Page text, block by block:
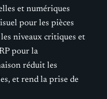
et numériques
pour les pièces
niveaux critiques et
pour la
réduit les
et rend la prise de